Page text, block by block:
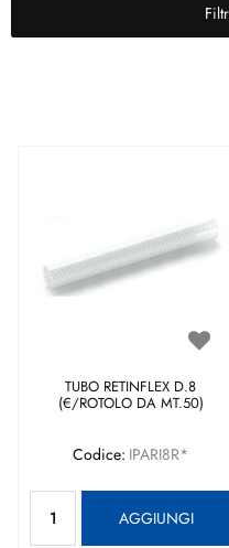
TUBO RETINFLEX D.8
(€/ROTOLO DA MT.50)
Codice: IPARI8R*
AGGIUNGI